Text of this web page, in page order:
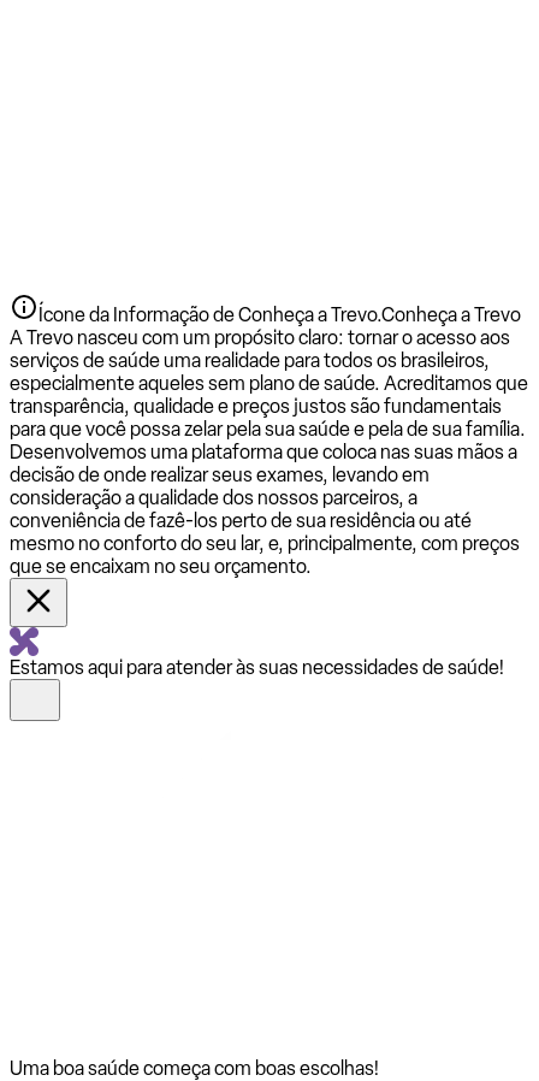
Ícone da Informação de Conheça a Trevo.Conheça a Trevo
A Trevo nasceu com um propósito claro: tornar o acesso aos
serviços de saúde uma realidade para todos os brasileiros,
especialmente aqueles sem plano de saúde. Acreditamos que
transparência, qualidade e preços justos são fundamentais
para que você possa zelar pela sua saúde e pela de sua família.
Desenvolvemos uma plataforma que coloca nas suas mãos a
decisão de onde realizar seus exames, levando em
consideração a qualidade dos nossos parceiros, a
conveniência de fazê-los perto de sua residência ou até
mesmo no conforto do seu lar, e, principalmente, com preços
que se encaixam no seu orçamento.
Estamos aqui para atender às suas necessidades de saúde!
Uma boa saúde começa com boas escolhas!